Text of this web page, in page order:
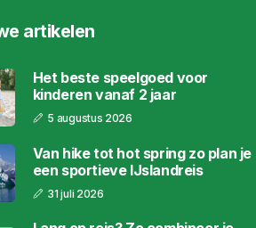
artikelen
Het beste speelgoed voor
kinderen vanaf 2 jaar
5 augustus 2026
Van hike tot hot spring zo plan je
een sportieve IJslandreis
31 juli 2026